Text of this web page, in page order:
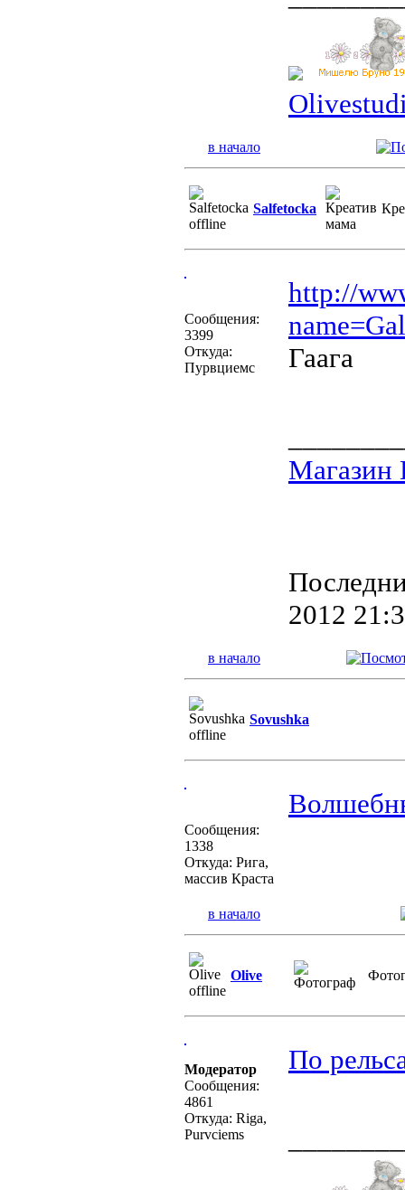
в начало
Salfetocka
Сообщения:
3399
Откуда:
Пурвциемс
http://
Гаага
Магазин
2012
в начало
Sovushka
Сообщения:
1338
Откуда: Рига,
массив Краста
в начало
Olive
Модератор
Сообщения:
4861
Откуда: Riga,
Purvciems
По